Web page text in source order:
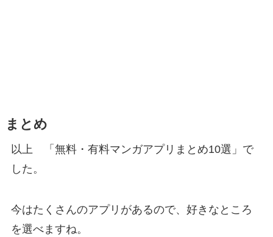
まとめ
以上 「無料・有料マンガアプリまとめ10選」で
した。
今はたくさんのアプリがあるので、好きなところ
を選べますね。